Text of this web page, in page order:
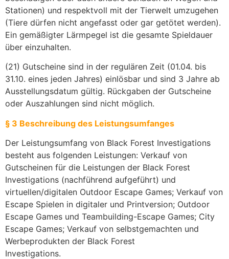
Stationen) und respektvoll mit der Tierwelt umzugehen
(Tiere dürfen nicht angefasst oder gar getötet werden).
Ein gemäßigter Lärmpegel ist die gesamte Spieldauer
über einzuhalten.
(21) Gutscheine sind in der regulären Zeit (01.04. bis
31.10. eines jeden Jahres) einlösbar und sind 3 Jahre ab
Ausstellungsdatum gültig. Rückgaben der Gutscheine
oder Auszahlungen sind nicht möglich.
§ 3 Beschreibung des Leistungsumfanges
Der Leistungsumfang von Black Forest Investigations
besteht aus folgenden Leistungen: Verkauf von
Gutscheinen für die Leistungen der Black Forest
Investigations (nachführend aufgeführt) und
virtuellen/digitalen Outdoor Escape Games; Verkauf von
Escape Spielen in digitaler und Printversion; Outdoor
Escape Games und Teambuilding-Escape Games; City
Escape Games; Verkauf von selbstgemachten und
Werbeprodukten der Black Forest
Investigations.